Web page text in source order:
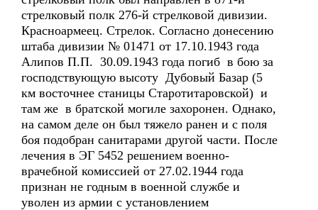
стрелковый полк 276-й стрелковой дивизии.
Красноармеец. Стрелок. Согласно донесению
штаба дивизии № 01471 от 17.10.1943 года
Алипов П.П. 30.09.1943 года погиб в бою за
господствующую высоту Дубовый Базар (5
км восточнее станицы Старотитаровской) и
там же в братской могиле захоронен. Однако,
на самом деле он был тяжело ранен и с поля
боя подобран санитарами другой части. После
лечения в ЭГ 5452 решением военно-
врачебной комиссией от 27.02.1944 года
признан не годным в военной службе и
уволен из армии с установлением